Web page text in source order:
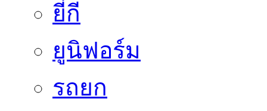
ยี่กี
ยูนิฟอร์ม
รถยก